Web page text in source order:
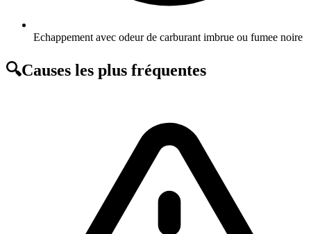
Echappement avec odeur de carburant imbrue ou fumee noire
🔍Causes les plus fréquentes